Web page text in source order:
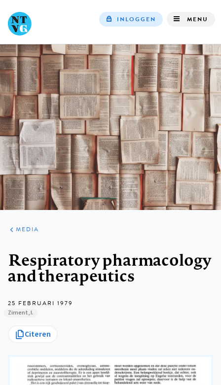
navigation
INLOGGEN MENU
ARTIKELEN
VARIA
MEDIA
Respiratory pharmacology
and therapeutics
25 FEBRUARI 1979
Ziment, I.
Citeren